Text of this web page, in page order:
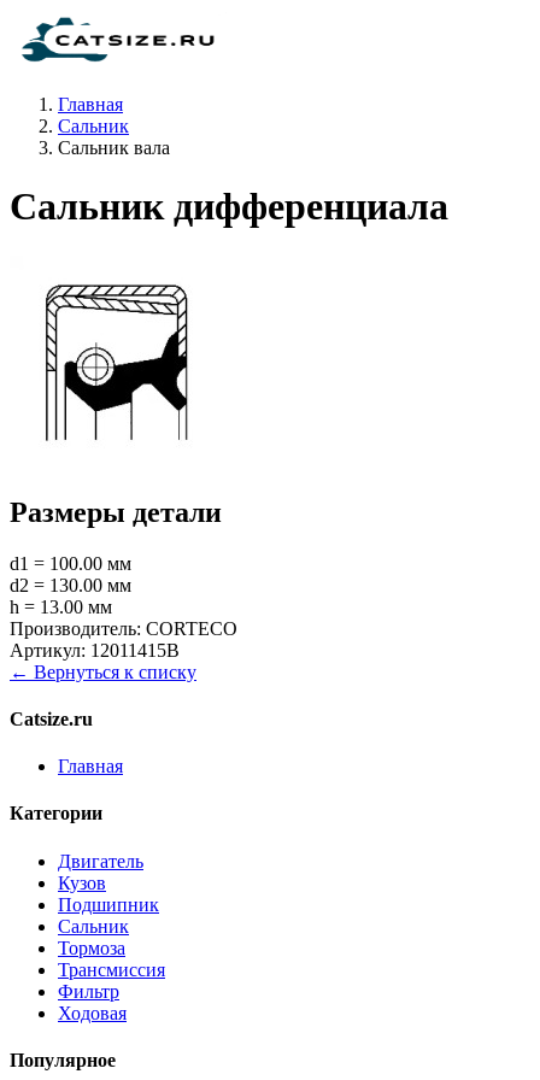
Главная
Сальник
Сальник вала
Сальник дифференциала
Размеры детали
d1 = 100.00 мм
d2 = 130.00 мм
h = 13.00 мм
Производитель: CORTECO
Артикул: 12011415B
← Вернуться к списку
Catsize.ru
Главная
Категории
Двигатель
Кузов
Подшипник
Сальник
Тормоза
Трансмиссия
Фильтр
Ходовая
Популярное